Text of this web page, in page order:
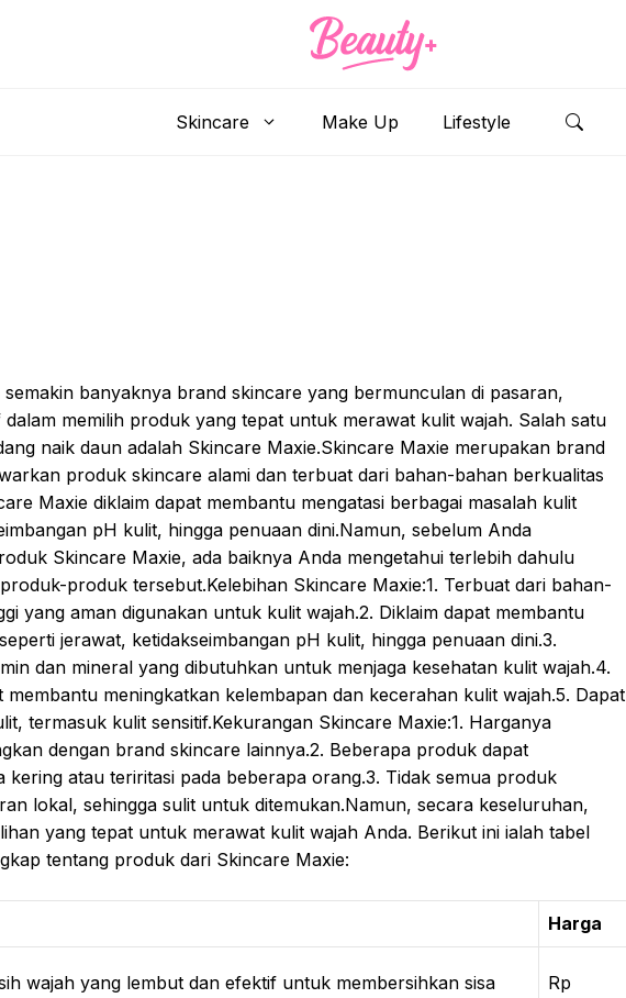
Skincare Make Up Lifestyle
banyaknya brand skincare yang bermunculan di pasaran,
dalam memilih produk yang tepat untuk merawat kulit wajah. Salah satu
naik daun adalah Skincare Maxie.Skincare Maxie merupakan brand
produk skincare alami dan terbuat dari bahan-bahan berkualitas
Maxie diklaim dapat membantu mengatasi berbagai masalah kulit
pH kulit, hingga penuaan dini.Namun, sebelum Anda
Skincare Maxie, ada baiknya Anda mengetahui terlebih dahulu
produk tersebut.Kelebihan Skincare Maxie:1. Terbuat dari bahan-
yang aman digunakan untuk kulit wajah.2. Diklaim dapat membantu
jerawat, ketidakseimbangan pH kulit, hingga penuaan dini.3.
dan mineral yang dibutuhkan untuk menjaga kesehatan kulit wajah.4.
meningkatkan kelembapan dan kecerahan kulit wajah.5. Dapat
termasuk kulit sensitif.Kekurangan Skincare Maxie:1. Harganya
dengan brand skincare lainnya.2. Beberapa produk dapat
kering atau teriritasi pada beberapa orang.3. Tidak semua produk
lokal, sehingga sulit untuk ditemukan.Namun, secara keseluruhan,
yang tepat untuk merawat kulit wajah Anda. Berikut ini ialah tabel
tentang produk dari Skincare Maxie:
Harga
wajah yang lembut dan efektif untuk membersihkan sisa
Rp